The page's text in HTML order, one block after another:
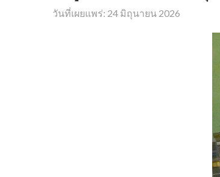
วันที่เผยแพร่: 24 มิถุนายน 2026